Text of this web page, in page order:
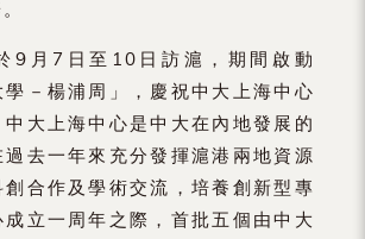
9月7日至10日訪滬，期間啟動
學－楊浦周」，慶祝中大上海中心
大上海中心是中大在內地發展的
去一年來充分發揮滬港兩地資源
合作及學術交流，培養創新型專
立一周年之際，首批五個由中大